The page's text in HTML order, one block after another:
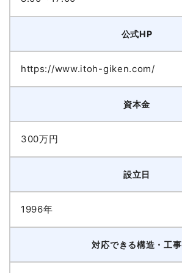
公式HP
https://www.itoh-giken.com/
資本金
300万円
設立日
1996年
対応できる構造・工事